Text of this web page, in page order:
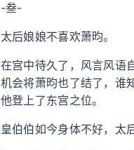
-叁-
太后娘娘不喜欢萧昀。
在宫中待久了，风言风语
机会将萧昀也了结了，谁
他登上了东宫之位。
皇伯伯如今身体不好，太